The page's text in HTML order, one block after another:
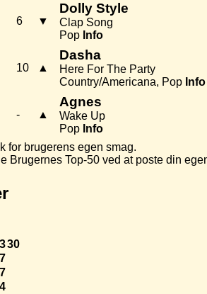
6 ▼
Dolly Style
Clap Song
Pop Info
10 ▲
Dasha
Here For The Party
Country/Americana, Pop Info
- ▲
Agnes
Wake Up
Pop Info
for brugerens egen smag.
Brugernes Top-50 ved at poste din
30